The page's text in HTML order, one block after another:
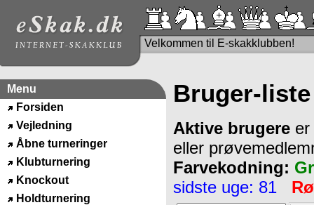
Velkommen til E-skakklubben!
Menu
Forsiden
Vejledning
Åbne turneringer
Klubturnering
Knockout
Holdturnering
Bruger-liste
Aktive brugere er
eller
Farvekodning:
sidste uge: 81